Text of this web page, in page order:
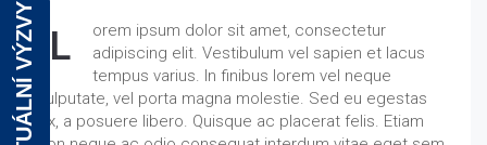
L
orem ipsum dolor sit amet, consectetur
adipiscing elit. Vestibulum vel sapien et lacus
tempus varius. In finibus lorem vel neque
vulputate, vel porta magna molestie. Sed eu egestas
ex, a posuere libero. Quisque ac placerat felis. Etiam
AKTUÁLNÍ VÝZVY